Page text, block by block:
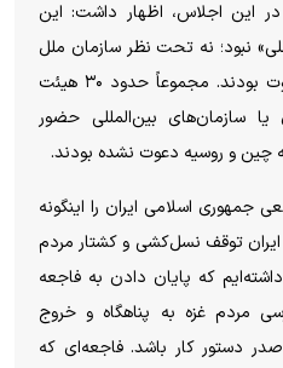
این اجلاس، اظهار داشت: این
نبود؛ نه تحت نظر سازمان ملل
برگزار شد و نه همه کشور‌ها دعوت بودند. مجموعاً حدود ۳۰ هیئت
سازمان‌های بین‌المللی حضور
چین و روسیه دعوت نشده بودند.
جمهوری اسلامی ایران را اینگونه
توقف نسل‌کشی و کشتار مردم
که پایان دادن به فاجعه
مردم غزه به پناهگاه و خروج
دستور کار باشد. فاجعه‌ای که